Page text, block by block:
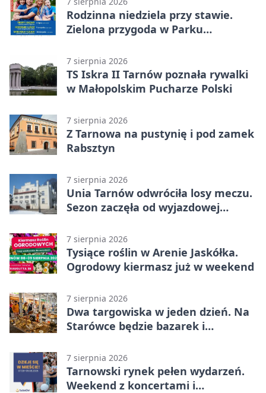
Rodzinna niedziela przy stawie.
Zielona przygoda w Parku
7 sierpnia 2026
TS Iskra II Tarnów poznała rywalki
w Małopolskim Pucharze Polski
7 sierpnia 2026
Z Tarnowa na pustynię i pod zamek
Rabsztyn
7 sierpnia 2026
Unia Tarnów odwróciła losy meczu.
Sezon zaczęła od wyjazdowej
7 sierpnia 2026
Tysiące roślin w Arenie Jaskółka.
Ogrodowy kiermasz już w weekend
7 sierpnia 2026
Dwa targowiska w jeden dzień. Na
Starówce będzie bazarek i
7 sierpnia 2026
Tarnowski rynek pełen wydarzeń.
Weekend z koncertami i